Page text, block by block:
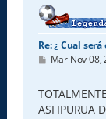
Re: ¿ Cual
M
s
a
j
Mar Nov 08,
ASI IPURUA